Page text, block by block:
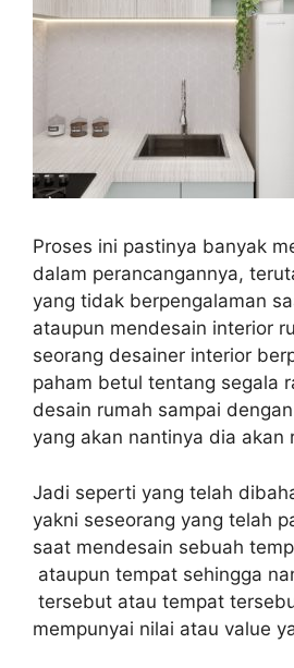
Proses ini pastinya banyak
dalam perancangannya,
yang tidak berpengalaman
ataupun mendesain interior
seorang desainer interior
paham betul tentang segala
desain rumah sampai
yang akan nantinya dia akan
Jadi seperti yang telah
yakni seseorang yang telah
saat mendesain sebuah
ataupun tempat sehingga
tersebut atau tempat
mempunyai nilai atau value